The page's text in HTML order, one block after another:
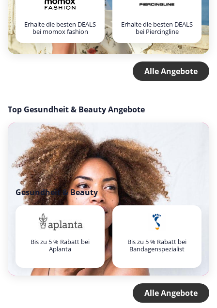
Erhalte die besten DEALS
bei momox fashion
Erhalte die besten DEALS
bei Piercingline
Alle Angebote
Top Gesundheit & Beauty Angebote
Gesundheit & Beauty
Bis zu 5 % Rabatt bei
Aplanta
Bis zu 5 % Rabatt bei
Bandagenspezialist
Alle Angebote